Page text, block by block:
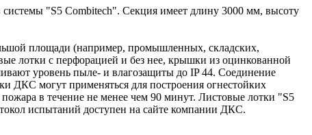
"S5 Combitech". Секция имеет длину 3000 мм, высоту
площади (например, промышленных, складских,
лотки с перфорацией и без нее, крышки из оцинкованной
уровень пыле- и влагозащиты до IP 44. Соединение
ДКС могут применяться для построения огнестойких
в течение не менее чем 90 минут. Листовые лотки "S5
испытаний доступен на сайте компании ДКС.